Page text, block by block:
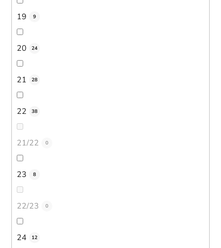
19 9
20 24
21 28
22 38
21/22 0
23 8
22/23 0
24 12